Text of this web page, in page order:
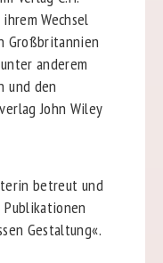
Wechsel
Großbritannien
anderem
und den
John Wiley
betreut und
Gestaltung«.